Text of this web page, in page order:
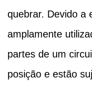
quebrar. Devido a
amplamente
partes de um
posição e estão